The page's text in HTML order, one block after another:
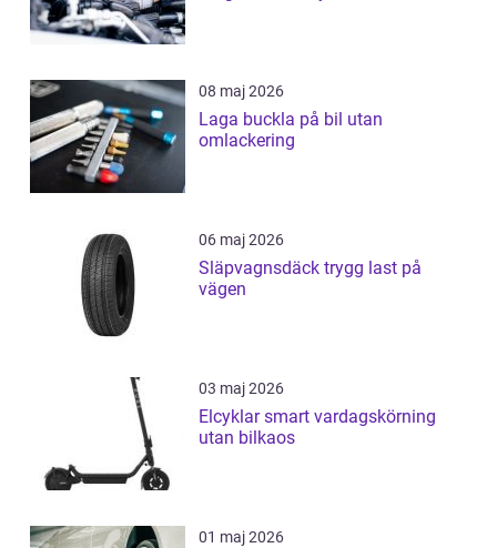
08 maj 2026
Laga buckla på bil utan
omlackering
06 maj 2026
Släpvagnsdäck trygg last på
vägen
03 maj 2026
Elcyklar smart vardagskörning
utan bilkaos
01 maj 2026